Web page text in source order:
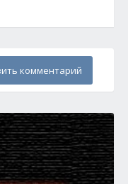
комментарий